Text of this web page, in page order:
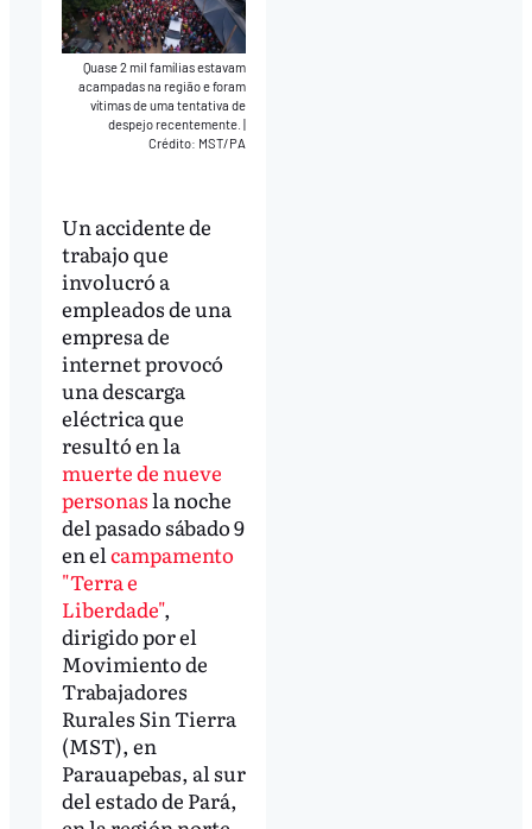
Quase 2 mil famílias estavam
acampadas na região e foram
vítimas de uma tentativa de
despejo recentemente.|
Crédito: MST/PA
Un accidente de
trabajo que
involucró a
empleados de una
empresa de
internet provocó
una descarga
eléctrica que
resultó en la
muerte de nueve
personasla noche
del pasado sábado 9
en elcampamento
"Terra e
Liberdade",
dirigido por el
Movimiento de
Trabajadores
Rurales Sin Tierra
(MST), en
Parauapebas, al sur
del estado de Pará,